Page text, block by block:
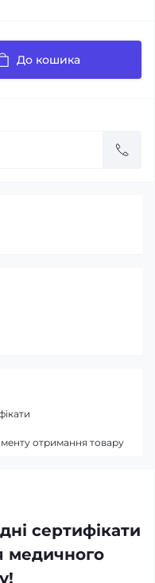
До кошика
сертифікати
медичного
отримання товару